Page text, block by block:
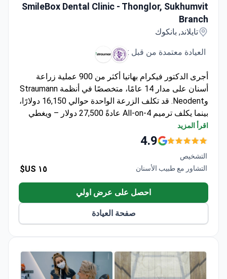
SmileBox Dental Clinic - Thonglor, Sukhumvit
Branch
تايلاند, بانكوك
العيادة معتمدة من قبل :
أجرى الدكتور فيكرام بهاتيا أكثر من 900 عملية زراعة
أسنان على مدار 14 عامًا، متخصصًا في أنظمة Straumann
وNeodent. قد تكلف الزرعة الواحدة حوالي 16,150 دولارًا،
بينما يكلف ترميم All-on-4 عادةً 27,500 دولار – ويغطي
الزرعات، والأطراف الصناعية الثابتة، والتخطيط الرقمي،
والخلع إذا لزم الأمر. تستخدم العيادة المعتمدة بشهادة
درجة الماجستير في زراعة الأسنان.
اقرأ المزيد
4.9
التشخيص
التشاور مع طبيب الأسنان
١٥ US$
احصل على عرض اولي
صفحة العيادة